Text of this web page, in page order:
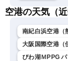
空港の天気（近
南紀白浜空港（
大阪国際空港（
びわ湖ＭPPG